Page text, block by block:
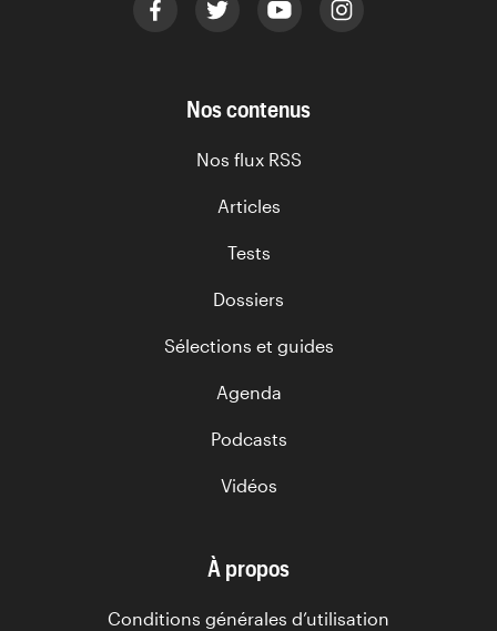
Nos contenus
Nos flux RSS
Articles
Tests
Dossiers
Sélections et guides
Agenda
Podcasts
Vidéos
À propos
Conditions générales d’utilisation